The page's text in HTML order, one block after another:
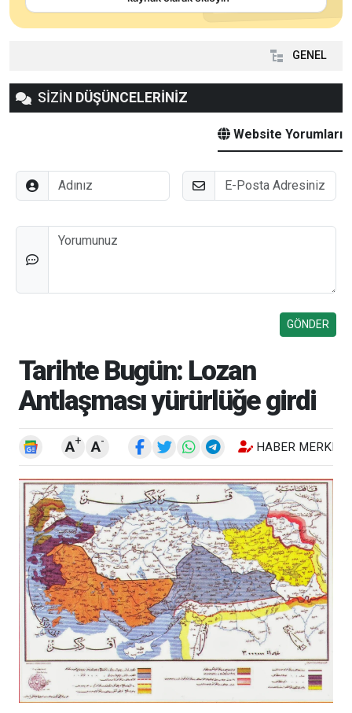
GENEL
SİZİN DÜŞÜNCELERİNİZ
Website Yorumları
Adınız E-Posta
Düşünceleriniz
Tarihte Bugün: Lozan
Antlaşması yürürlüğe girdi
A+ A- HABER MERKEZI